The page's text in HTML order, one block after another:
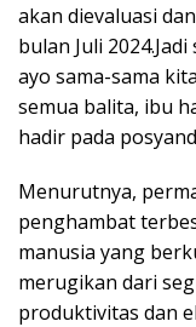
akan dievaluasi
bulan Juli
ayo sama-sama
semua balita, ibu
hadir pada
Menurutnya,
penghambat
manusia yang
merugikan dari
produktivitas dan